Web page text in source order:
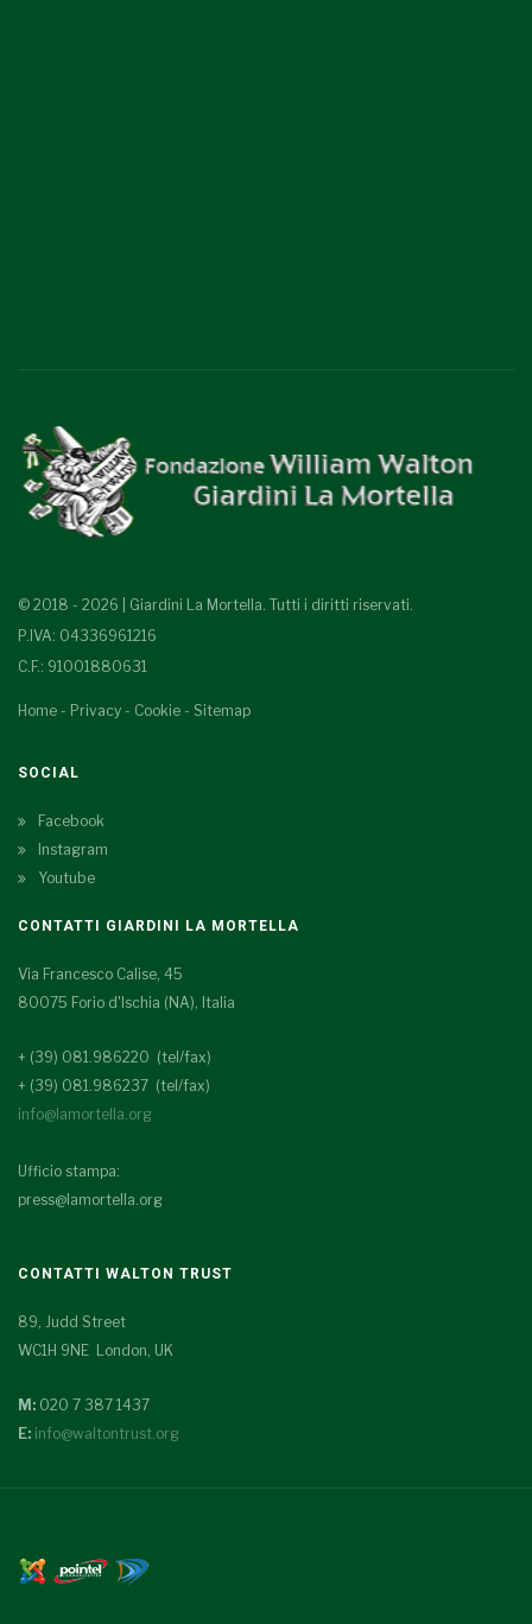
© 2018 - 2026 | Giardini La Mortella. Tutti i diritti riservati.
P.IVA: 04336961216
C.F.: 91001880631
Home - Privacy - Cookie - Sitemap
SOCIAL
Facebook
Instagram
Youtube
CONTATTI GIARDINI LA MORTELLA
Via Francesco Calise, 45
80075 Forio d'Ischia (NA), Italia
+ (39) 081.986220 (tel/fax)
+ (39) 081.986237 (tel/fax)
info@lamortella.org
Ufficio stampa:
press@lamortella.org
CONTATTI WALTON TRUST
89, Judd Street
WC1H 9NE London, UK
M: 020 7 387 1437
E: info@waltontrust.org